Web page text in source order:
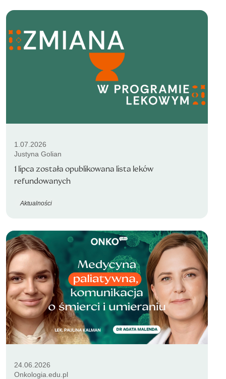
1.07.2026
Justyna Golian
1 lipca została opublikowana lista leków
refundowanych
Aktualności
24.06.2026
Onkologia.edu.pl